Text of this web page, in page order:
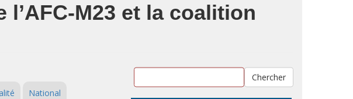
M23 et la coalition
National
Chercher